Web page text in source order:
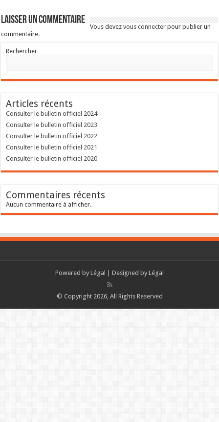
Laisser un commentaire
Vous devezvous connecter pour publier un
commentaire.
Rechercher
Articles récents
Consulter le bulletin officiel 2024
Consulter le bulletin officiel 2023
Consulter le bulletin officiel 2022
Consulter le bulletin officiel 2021
Consulter le bulletin officiel 2020
Commentaires récents
Aucun commentaire à afficher.
Powered by Légal | Designed by Légal
© Copyright 2026, All Rights Reserved